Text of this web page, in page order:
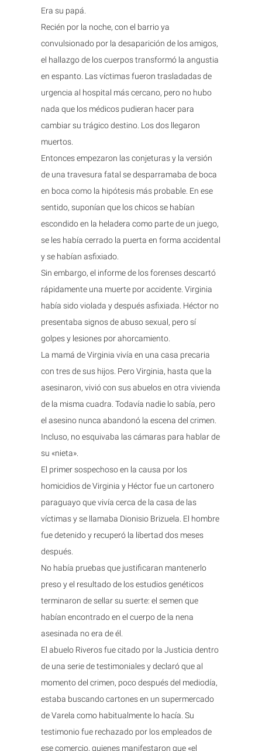
Era su papá.
Recién por la noche, con el barrio ya
convulsionado por la desaparición de los amigos,
el hallazgo de los cuerpos transformó la angustia
en espanto. Las víctimas fueron trasladadas de
urgencia al hospital más cercano, pero no hubo
nada que los médicos pudieran hacer para
cambiar su trágico destino. Los dos llegaron
muertos.
Entonces empezaron las conjeturas y la versión
de una travesura fatal se desparramaba de boca
en boca como la hipótesis más probable. En ese
sentido, suponían que los chicos se habían
escondido en la heladera como parte de un juego,
se les había cerrado la puerta en forma accidental
y se habían asfixiado.
Sin embargo, el informe de los forenses descartó
rápidamente una muerte por accidente. Virginia
había sido violada y después asfixiada. Héctor no
presentaba signos de abuso sexual, pero sí
golpes y lesiones por ahorcamiento.
La mamá de Virginia vivía en una casa precaria
con tres de sus hijos. Pero Virginia, hasta que la
asesinaron, vivió con sus abuelos en otra vivienda
de la misma cuadra. Todavía nadie lo sabía, pero
el asesino nunca abandonó la escena del crimen.
Incluso, no esquivaba las cámaras para hablar de
su «nieta».
El primer sospechoso en la causa por los
homicidios de Virginia y Héctor fue un cartonero
paraguayo que vivía cerca de la casa de las
víctimas y se llamaba Dionisio Brizuela. El hombre
fue detenido y recuperó la libertad dos meses
después.
No había pruebas que justificaran mantenerlo
preso y el resultado de los estudios genéticos
terminaron de sellar su suerte: el semen que
habían encontrado en el cuerpo de la nena
asesinada no era de él.
El abuelo Riveros fue citado por la Justicia dentro
de una serie de testimoniales y declaró que al
momento del crimen, poco después del mediodía,
estaba buscando cartones en un supermercado
de Varela como habitualmente lo hacía. Su
testimonio fue rechazado por los empleados de
ese comercio, quienes manifestaron que «el